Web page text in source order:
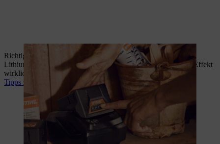
Richtiges Laden und Lagern verlängert die Lebensdauer von
Lithium-Ionen-Akkus. Ausserdem: Was es mit dem Memory-Effekt
wirklich auf sich hat.
Tipps zur Akkupflege